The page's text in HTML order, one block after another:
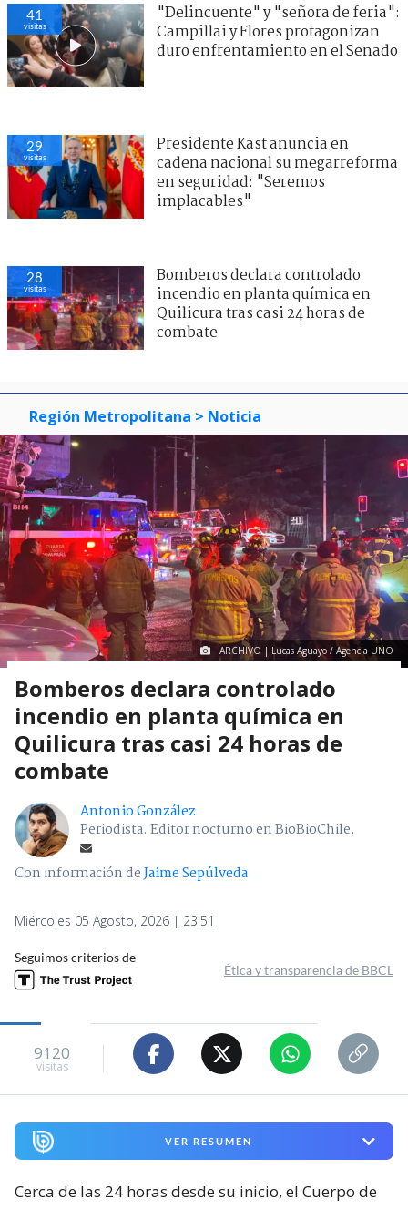
41
visitas
"Delincuente" y "señora de feria":
Campillai y Flores protagonizan
duro enfrentamiento en el Senado
29
visitas
Presidente Kast anuncia en
cadena nacional su megarreforma
en seguridad: "Seremos
implacables"
28
visitas
Bomberos declara controlado
incendio en planta química en
Quilicura tras casi 24 horas de
combate
Región Metropolitana > Noticia
ARCHIVO | Lucas Aguayo / Agencia UNO
Bomberos declara controlado
incendio en planta química en
Quilicura tras casi 24 horas de
combate
Antonio González
Periodista. Editor nocturno en BioBioChile.
Con información deJaime Sepúlveda
Miércoles 05 Agosto, 2026 | 23:51
Seguimos criterios de
Ética y transparencia de BBCL
9120
visitas
VER RESUMEN
Cerca de las 24 horas desde su inicio, el Cuerpo de